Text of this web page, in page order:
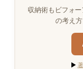
収納術もビフォ
の考え
▶